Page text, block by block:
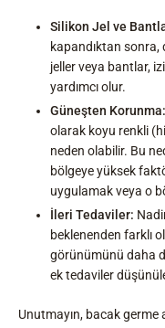
Silikon Jel ve
kapandıktan
jeller veya bantlar,
yardımcı olur.
Güneşten Korunma:
olarak koyu renkli
neden olabilir. Bu
bölgeye yüksek
uygulamak veya o
İleri Tedaviler:
beklenenden farklı
görünümünü daha
ek tedaviler
Unutmayın, bacak germe